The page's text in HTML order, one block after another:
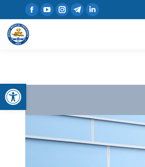
Открыть панель инструментов